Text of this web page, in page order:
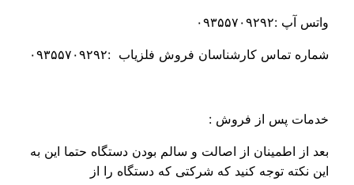
آپ :۰۹۳۵۵۷۰۹۲۹۲
تماس کارشناسان فروش فلزیاب :۰۹۳۵۵۷۰۹۲۹۲
پس از فروش :
از اطمینان از اصالت و سالم بودن دستگاه حتما این به
نکته توجه کنید که شرکتی که دستگاه را از